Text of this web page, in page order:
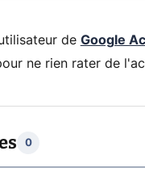
de Google
ne rien rater de
0